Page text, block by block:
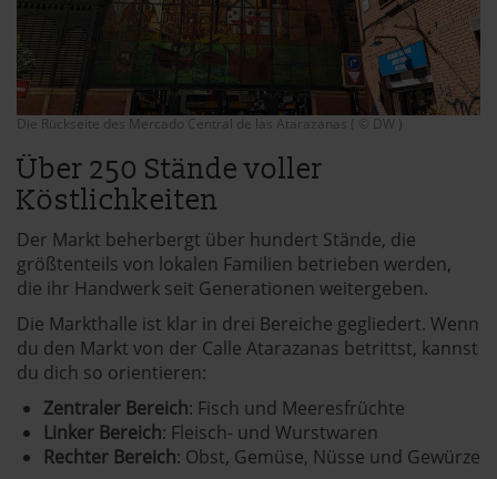
Die Rückseite des Mercado Central de las Atarazanas ( © DW )
Über 250 Stände voller
Köstlichkeiten
Der Markt beherbergt über hundert Stände, die
größtenteils von lokalen Familien betrieben werden,
die ihr Handwerk seit Generationen weitergeben.
Die Markthalle ist klar in drei Bereiche gegliedert. Wenn
du den Markt von der Calle Atarazanas betrittst, kannst
du dich so orientieren:
Zentraler Bereich: Fisch und Meeresfrüchte
Linker Bereich: Fleisch- und Wurstwaren
Rechter Bereich: Obst, Gemüse, Nüsse und Gewürze